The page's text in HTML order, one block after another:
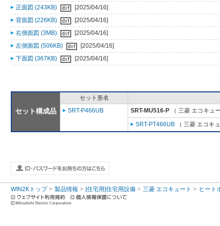
正面図 (243KB)
[2025/04/16]
背面図 (226KB)
[2025/04/16]
右側面図 (3MB)
[2025/04/16]
左側面図 (506KB)
[2025/04/16]
下面図 (367KB)
[2025/04/16]
セット構成品
セット形名
SRT-P466UB
SRT-MU516-P （ 三菱 エコキュ
SRT-PT466UB （ 三菱 エコキ
WIN2Kトップ 製品情報 [住宅用]住宅用設備 三菱 エコキュート ヒート